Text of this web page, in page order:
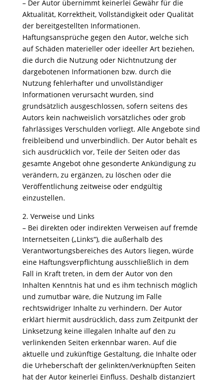
– Der Autor übernimmt keinerlei Gewähr für die
Aktualität, Korrektheit, Vollständigkeit oder Qualität
der bereitgestellten Informationen.
Haftungsansprüche gegen den Autor, welche sich
auf Schäden materieller oder ideeller Art beziehen,
die durch die Nutzung oder Nichtnutzung der
dargebotenen Informationen bzw. durch die
Nutzung fehlerhafter und unvollständiger
Informationen verursacht wurden, sind
grundsätzlich ausgeschlossen, sofern seitens des
Autors kein nachweislich vorsätzliches oder grob
fahrlässiges Verschulden vorliegt. Alle Angebote sind
freibleibend und unverbindlich. Der Autor behält es
sich ausdrücklich vor, Teile der Seiten oder das
gesamte Angebot ohne gesonderte Ankündigung zu
verändern, zu ergänzen, zu löschen oder die
Veröffentlichung zeitweise oder endgültig
einzustellen.
2. Verweise und Links
– Bei direkten oder indirekten Verweisen auf fremde
Internetseiten („Links“), die außerhalb des
Verantwortungsbereiches des Autors liegen, würde
eine Haftungsverpflichtung ausschließlich in dem
Fall in Kraft treten, in dem der Autor von den
Inhalten Kenntnis hat und es ihm technisch möglich
und zumutbar wäre, die Nutzung im Falle
rechtswidriger Inhalte zu verhindern. Der Autor
erklärt hiermit ausdrücklich, dass zum Zeitpunkt der
Linksetzung keine illegalen Inhalte auf den zu
verlinkenden Seiten erkennbar waren. Auf die
aktuelle und zukünftige Gestaltung, die Inhalte oder
die Urheberschaft der gelinkten/verknüpften Seiten
hat der Autor keinerlei Einfluss. Deshalb distanziert